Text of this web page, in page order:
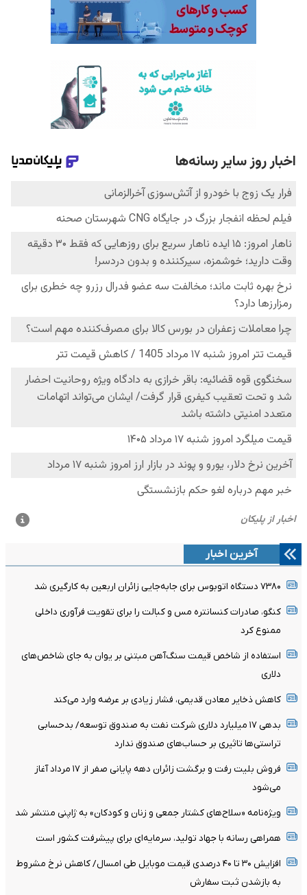
آخرین اخبار
۷۳۸۰ دستگاه اتوبوس برای جابه‌جایی زائران اربعین به‌ کارگیری شد
کنگو، صادرات کنسانتره مس و کبالت را برای تقویت فرآوری داخلی
ممنوع کرد
استفاده از شاخص قیمت سنگ‌آهن مبتنی بر یوان به جای شاخص‌های
دلاری
کاهش ذخایر معادن قدیمی، فشار زیادی بر عرضه وارد می‌کند
بدهی ١٧ میلیارد دلاری شرکت نفت به صندوق توسعه/ بدحسابی
تراستی‌ها تاثیری بر حساب‌های صندوق ندارد
فروش بلیت رفت و برگشت زائران دهه پایانی صفر از ۱۷ مرداد آغاز
می‌شود
ویژه‌نامه «سلاح‌های کشتار جمعی و زنان و کودکان» به ژاپنی منتشر شد
همراهی رسانه با جهاد تولید، سرمایه‌ای برای پیشرفت کشور است
افزایش ۳۰ تا ۴۰ درصدی قیمت موبایل طی امسال/ کاهش نرخ مشروط
به بازشدن ثبت سفارش